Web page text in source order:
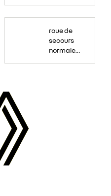
roue de
secours
normale